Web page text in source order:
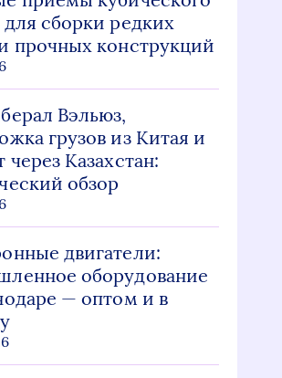
сборки редких
прочных конструкций
Вэльюз,
грузов из Китая и
через Казахстан:
обзор
двигатели:
оборудование
— оптом и в